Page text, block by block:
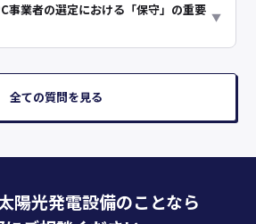
事業者の選定における「保守」の重要 ▼
全ての質問を見る
陽光発電設備のことなら